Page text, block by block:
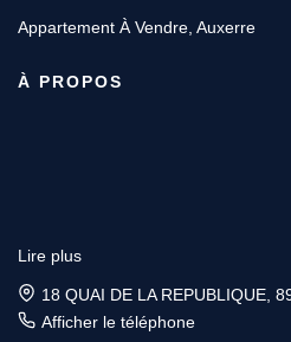
Appartement À Vendre, Auxerre
À PROPOS
Lire plus
18 QUAI DE LA REPUBLIQUE,
Afficher le téléphone